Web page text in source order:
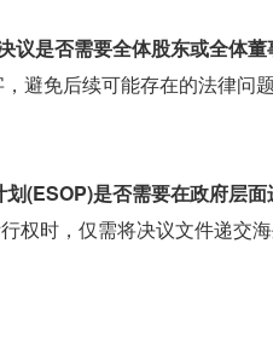
议是否需要全体股东或全体董
避免后续可能存在的法律问
(ESOP)是否需要在政府层面
权时，仅需将决议文件递交